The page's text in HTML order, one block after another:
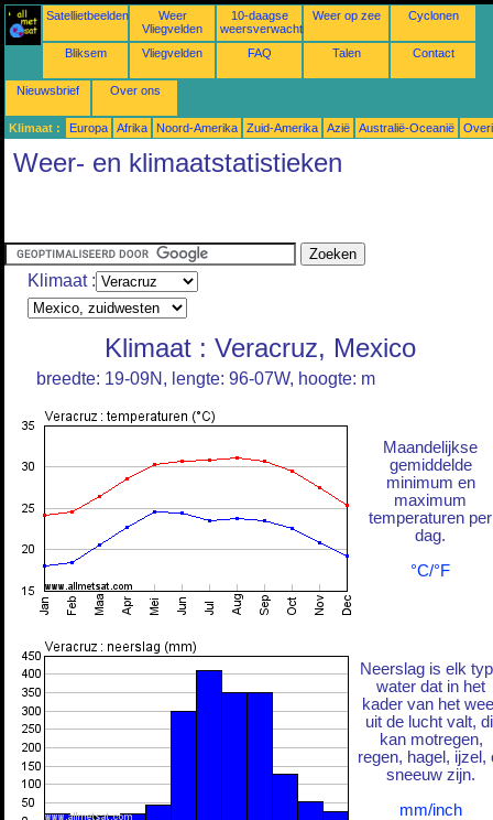
Satellietbeelden
Weer
Vliegvelden
10-daagse
weersverwachtingen
Weer op zee Cyclonen
Bliksem Vliegvelden FAQ Talen Contact
Nieuwsbrief Over ons
Klimaat : Europa Afrika Noord-Amerika Zuid-Amerika Azië Australië-Oceanië
Weer- en klimaatstatistieken
Klimaat :
Klimaat : Veracruz, Mexico
breedte: 19-09N, lengte: 96-07W, hoogte: m
Maandelijkse
gemiddelde
minimum en
maximum
temperaturen per
dag.
°C/°F
Neerslag is elk
water dat in het
kader van het
uit de lucht valt,
kan motregen,
regen, hagel, ijzel,
sneeuw zijn.
mm/inch